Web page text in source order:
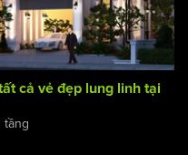
cả vẻ đẹp lung linh tại
tầng